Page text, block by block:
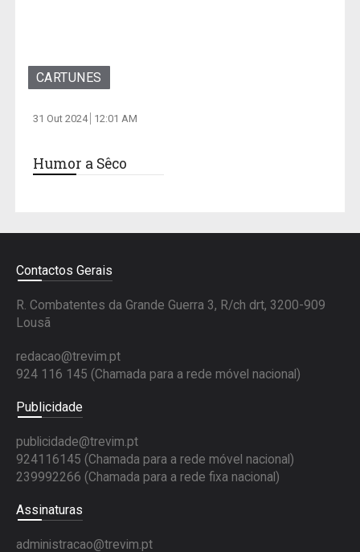
CARTUNES
31 Out 2024 12:01 AM
Humor a Sêco
Contactos Gerais
R. Combatentes da Grande Guerra 3, R/ch drt, 3200-909
Lousã
redacao@trevim.pt
924 116 145 (Chamada para a rede móvel nacional)
Publicidade
publicidade@trevim.pt
924116145 (Chamada para a rede móvel nacional)
239992266 (Chamada para a rede fixa nacional)
Assinaturas
administracao@trevim.pt